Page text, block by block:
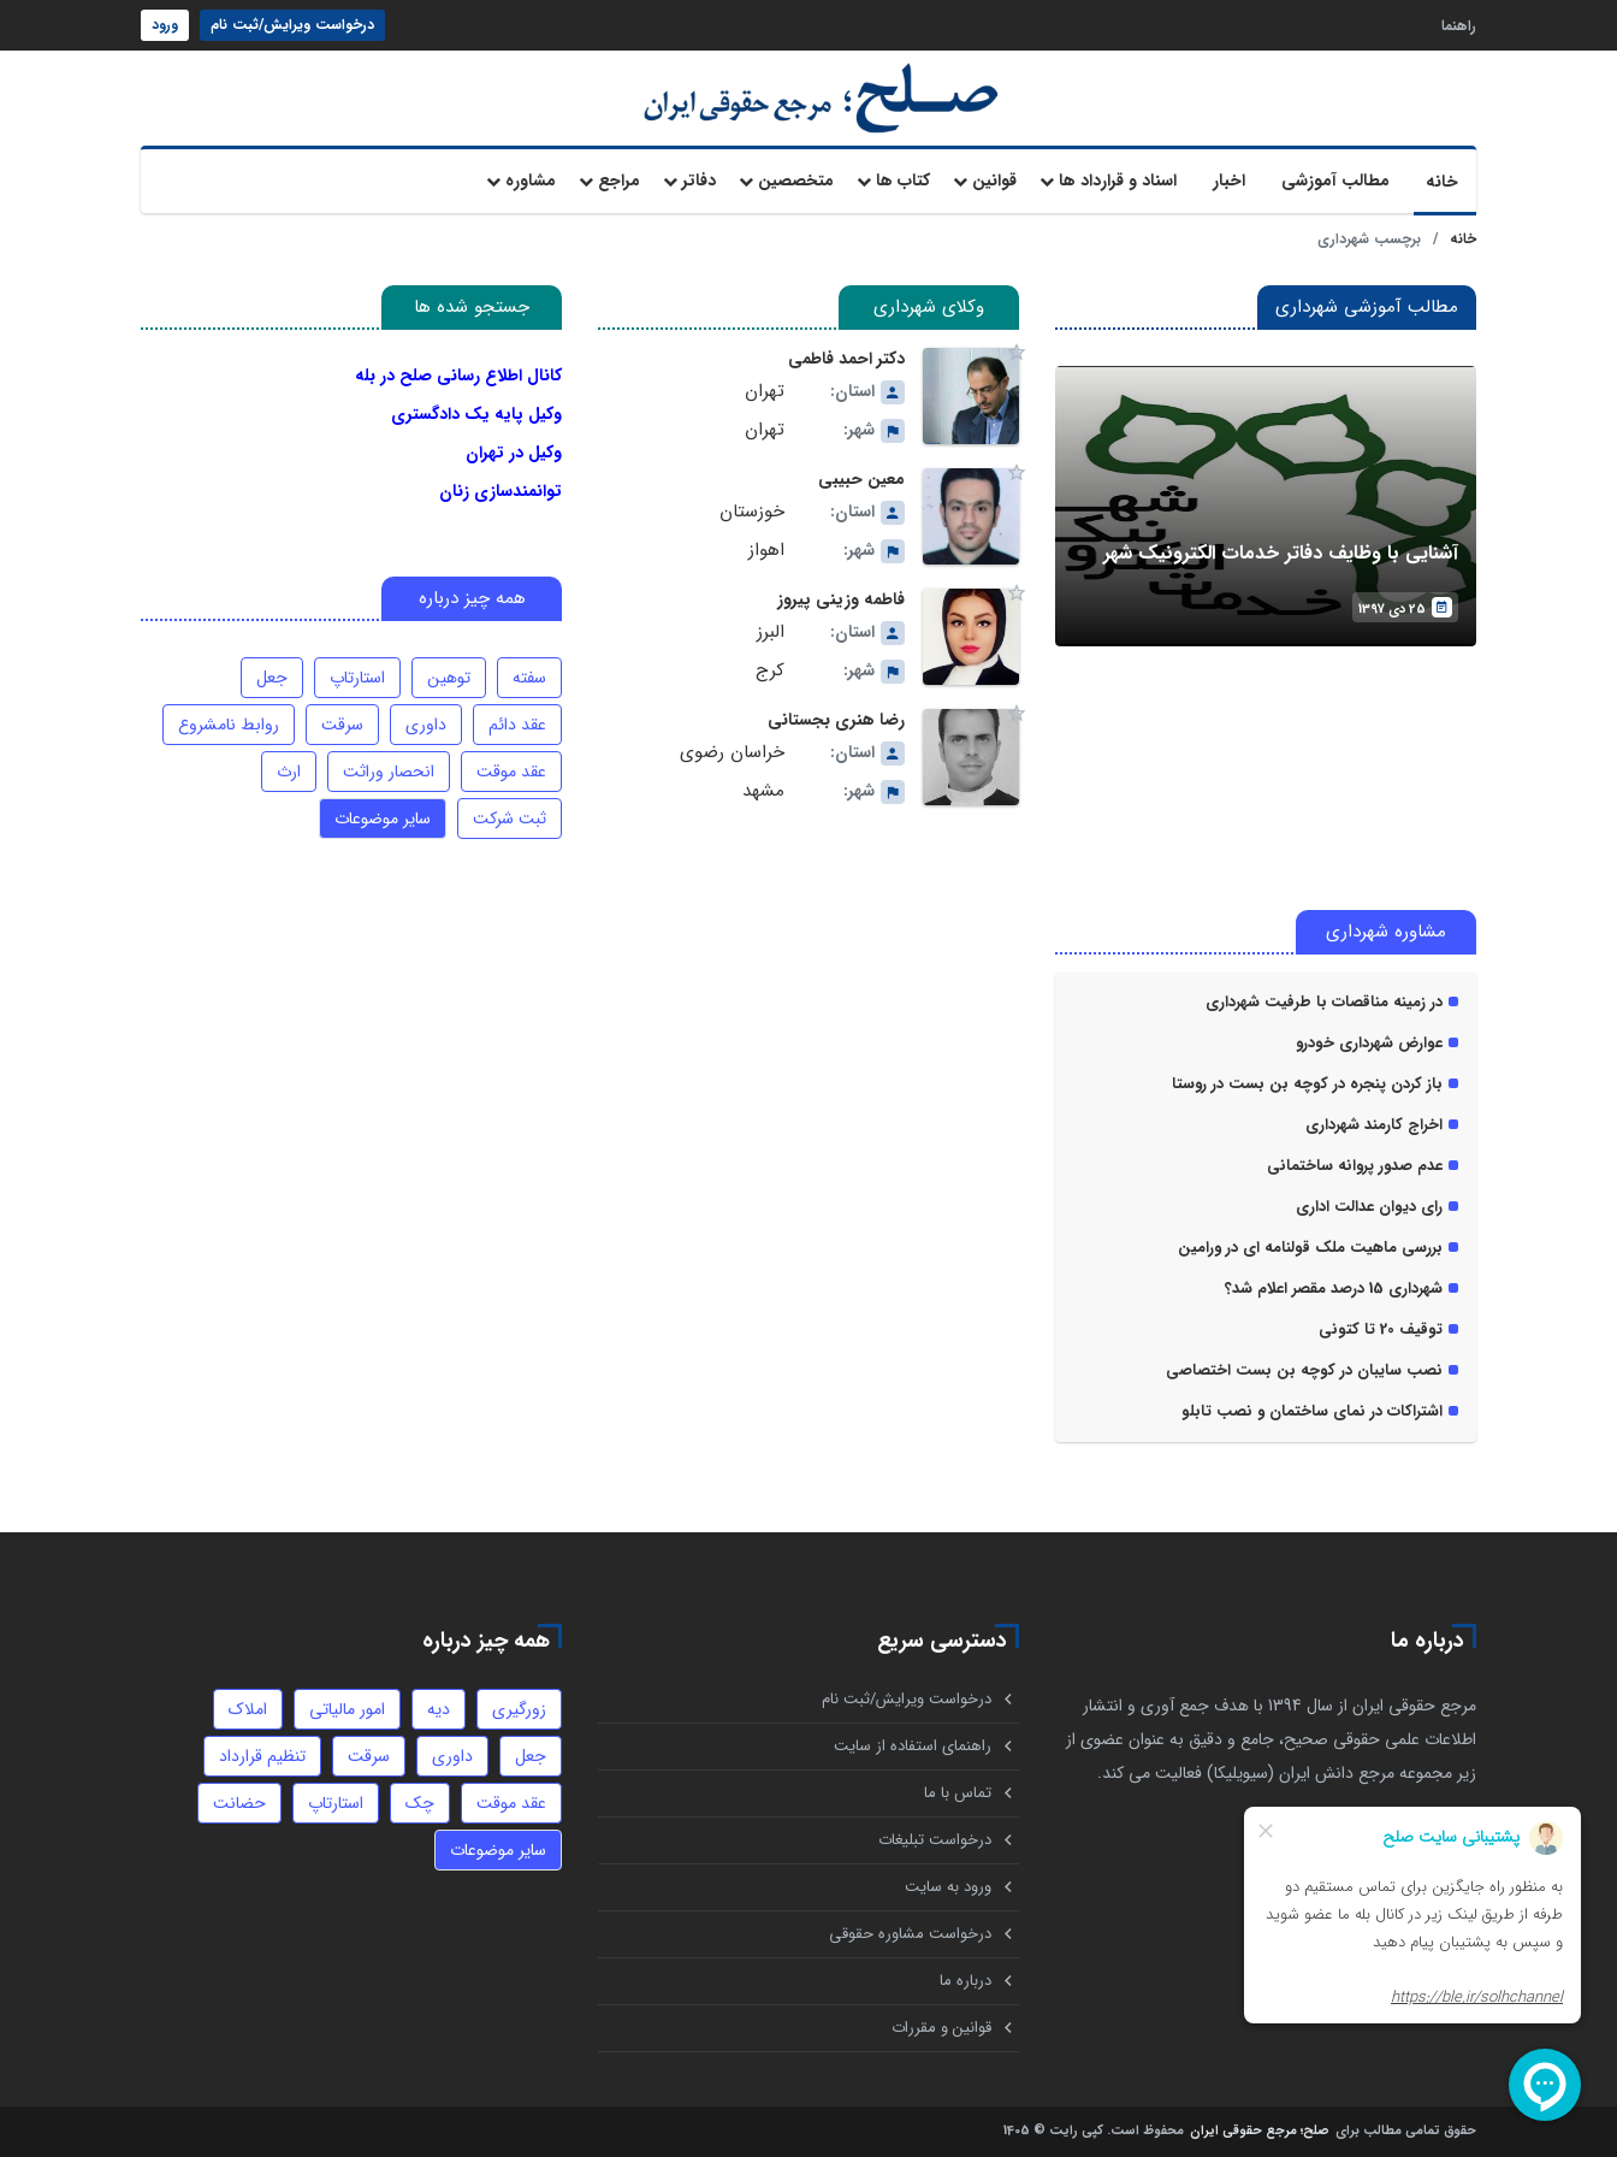
راهنما درخواست ویرایش/ثبت نام ورود
خانه مطالب آموزشی اخبار اسناد و قرارداد ها قوانین کتاب ها متخصصین دفاتر مراجع مشاوره
خانه برچسب شهرداری
مطالب آموزشی شهرداری
آشنایی با وظایف دفاتر خدمات الکترونیک شهر
25 دی 1397
وکلای شهرداری
دکتر احمد فاطمی
استان:
تهران
شهر: تهران
معین حبیبی
استان:
خوزستان
شهر: اهواز
فاطمه وزینی پیروز
استان:
البرز
شهر: کرج
رضا هنری بجستانی
استان:
خراسان رضوی
شهر: مشهد
مشاوره شهرداری
در زمینه مناقصات با طرفیت شهرداری
عوارض شهرداری خودرو
باز کردن پنجره در کوچه بن بست در روستا
اخراج کارمند شهرداری
عدم صدور پروانه ساختمانی
رای دیوان عدالت اداری
بررسی ماهیت ملک قولنامه ای در ورامین
شهرداری 15 درصد مقصر اعلام شد؟
توقیف 20 تا کتونی
نصب سایبان در کوچه بن بست اختصاصی
اشتراکات در نمای ساختمان و نصب تابلو
جستجو شده ها
کانال اطلاع رسانی صلح در بله
وکیل پایه یک دادگستری
وکیل در تهران
توانمندسازی زنان
همه چیز درباره
سفته توهین استارتاپ
جعل
عقد دائم
داوری سرقت
روابط نامشروع
عقد موقت
انحصار وراثت
ارث
ثبت شرکت
سایر موضوعات
درباره ما
مرجع حقوقی ایران از سال 1394 با هدف جمع آوری و انتشار
اطلاعات علمی حقوقی صحیح، جامع و دقیق به عنوان عضوی از
زیر مجموعه مرجع دانش ایران (سیویلیکا) فعالیت می کند.
دسترسی سریع
درخواست ویرایش/ثبت نام
راهنمای استفاده از سایت
تماس با ما
درخواست تبلیغات
ورود به سایت
درخواست مشاوره حقوقی
درباره ما
قوانین و مقررات
همه چیز درباره
زورگیری دیه امور مالیاتی
املاک
جعل
داوری سرقت
تنظیم قرارداد
عقد موقت
چک استارتاپ
حضانت
سایر موضوعات
حقوق تمامی مطالب برای صلح؛ مرجع حقوقی ایران محفوظ است. کپی رایت © 1405